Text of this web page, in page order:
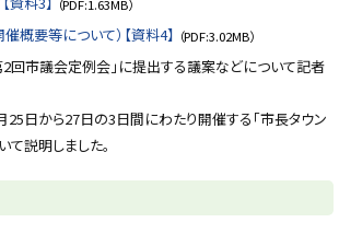
（PDF:1.63MB）
概要等について）【資料4】 （PDF:3.02MB）
2回市議会定例会」に提出する議案などについて記者
25日から27日の3日間にわたり開催する「市長タウン
て説明しました。